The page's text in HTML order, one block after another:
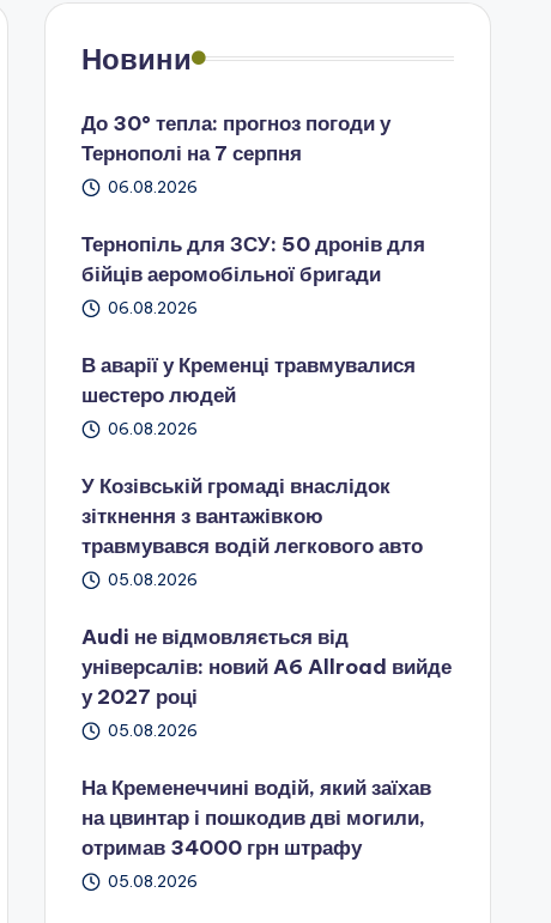
Новини
До 30° тепла: прогноз погоди у
Тернополі на 7 серпня
06.08.2026
Тернопіль для ЗСУ: 50 дронів для
бійців аеромобільної бригади
06.08.2026
В аварії у Кременці травмувалися
шестеро людей
06.08.2026
У Козівській громаді внаслідок
зіткнення з вантажівкою
травмувався водій легкового авто
05.08.2026
Audi не відмовляється від
універсалів: новий A6 Allroad вийде
у 2027 році
05.08.2026
На Кременеччині водій, який заїхав
на цвинтар і пошкодив дві могили,
отримав 34000 грн штрафу
05.08.2026